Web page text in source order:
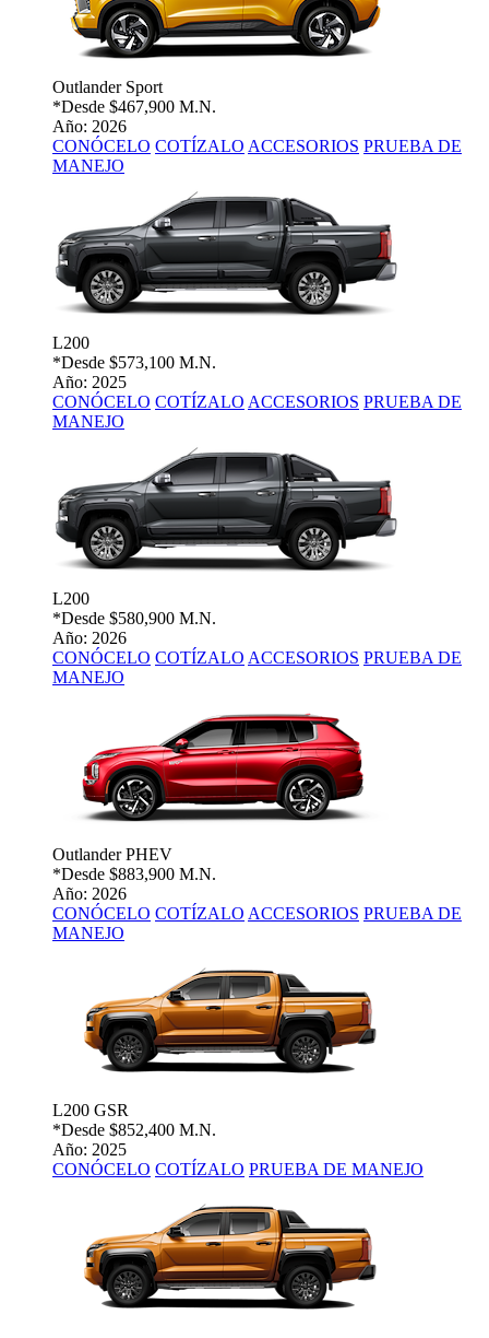
Outlander Sport
*Desde $467,900 M.N.
Año: 2026
CONÓCELO COTÍZALO ACCESORIOS PRUEBA DE
MANEJO
L200
*Desde $573,100 M.N.
Año: 2025
CONÓCELO COTÍZALO ACCESORIOS PRUEBA DE
MANEJO
L200
*Desde $580,900 M.N.
Año: 2026
CONÓCELO COTÍZALO ACCESORIOS PRUEBA DE
MANEJO
Outlander PHEV
*Desde $883,900 M.N.
Año: 2026
CONÓCELO COTÍZALO ACCESORIOS PRUEBA DE
MANEJO
L200 GSR
*Desde $852,400 M.N.
Año: 2025
CONÓCELO COTÍZALO PRUEBA DE MANEJO